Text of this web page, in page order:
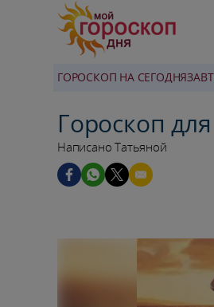
ГОРОСКОП НА СЕГОДНЯ
Гороскоп
Написано Татьяной